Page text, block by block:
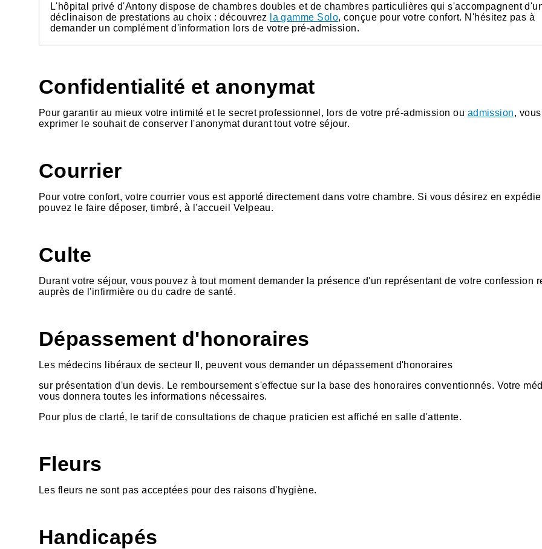
L'hôpital privé d'Antony dispose de chambres doubles et de chambres particulières qui s'accompagnent
déclinaison de prestations au choix : découvrez
la gamme Solo, conçue pour votre confort. N'hésitez pas à
demander un complément d'information lors de votre pré-admission.
Confidentialité et anonymat
Pour garantir au mieux votre intimité et le secret professionnel, lors de votre pré-admission ou admission,
exprimer le souhait de conserver l'anonymat durant tout votre séjour.
Courrier
Pour votre confort, votre courrier vous est apporté directement dans votre chambre. Si vous désirez en
pouvez le faire déposer, timbré, à l'accueil Velpeau.
Culte
Durant votre séjour, vous pouvez à tout moment demander la présence d'un représentant de votre confession
auprès de l'infirmière ou du cadre de santé.
Dépassement d'honoraires
Les médecins libéraux de secteur II, peuvent vous demander un dépassement d'honoraires
sur présentation d'un devis. Le remboursement s'effectue sur la base des honoraires conventionnés. Votre
vous donnera toutes les informations nécessaires.
Pour plus de clarté, le tarif de consultations de chaque praticien est affiché en salle d'attente.
Fleurs
Les fleurs ne sont pas acceptées pour des raisons d'hygiène.
Handicapés